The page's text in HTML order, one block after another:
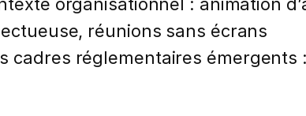
réunions sans écrans
cadres réglementaires